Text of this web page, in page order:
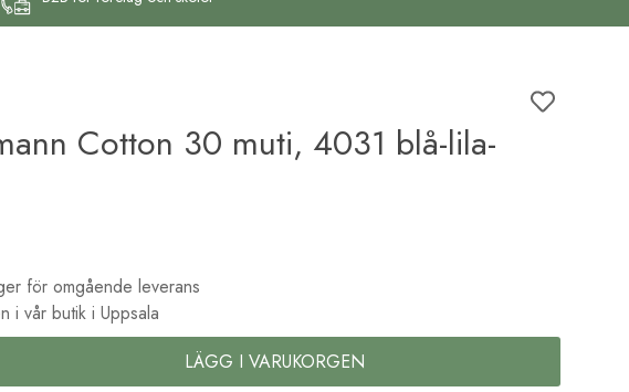
Cotton 30 muti, 4031 blå-lila-
för omgående leverans
i vår butik i Uppsala
LÄGG I VARUKORGEN